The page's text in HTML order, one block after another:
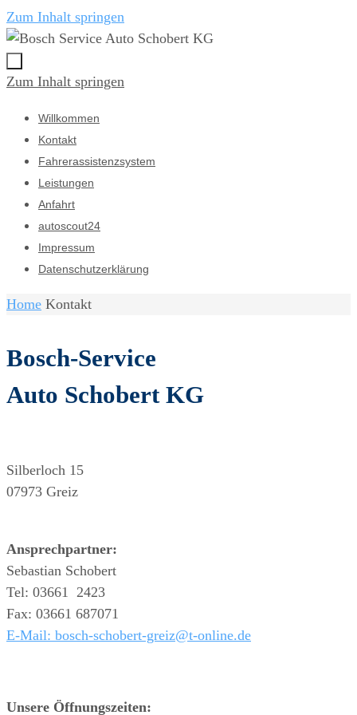
Zum Inhalt springen
Zum Inhalt springen
Willkommen
Kontakt
Fahrerassistenzsystem
Leistungen
Anfahrt
autoscout24
Impressum
Datenschutzerklärung
Home Kontakt
Bosch-Service
Auto Schobert KG
Silberloch 15
07973 Greiz
Ansprechpartner:
Sebastian Schobert
Tel: 03661 2423
Fax: 03661 687071
E-Mail: bosch-schobert-greiz@t-online.de
Unsere Öffnungszeiten: